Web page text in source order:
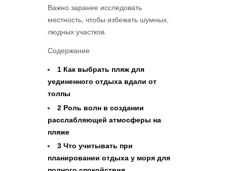
Важно заранее исследовать
местность, чтобы избежать шумных,
людных участков.
Содержание
1 Как выбрать пляж для
уединенного отдыха вдали от
толпы
2 Роль волн в создании
расслабляющей атмосферы на
пляже
3 Что учитывать при
планировании отдыха у моря для